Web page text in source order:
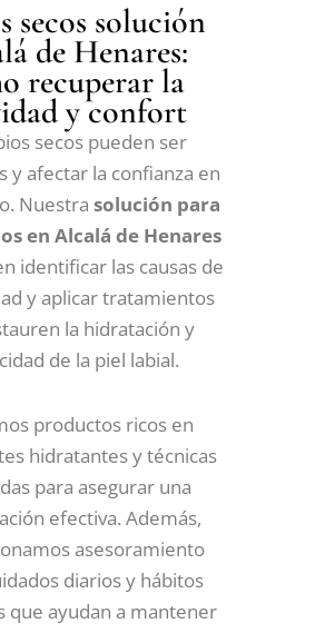
secos solución
de Henares:
recuperar la
y confort
secos pueden ser
y afectar la confianza en
Nuestra solución para
en Alcalá de Henares
identificar las causas de
y aplicar tratamientos
la hidratación y
de la piel labial.
productos ricos en
hidratantes y técnicas
para asegurar una
efectiva. Además,
asesoramiento
diarios y hábitos
que ayudan a mantener